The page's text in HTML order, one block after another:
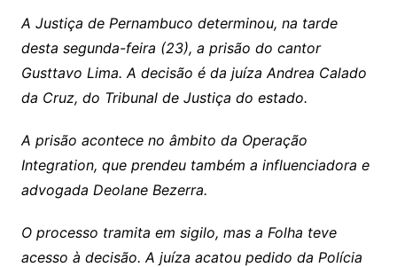
A Justiça de Pernambuco determinou, na tarde
desta segunda-feira (23), a prisão do cantor
Gusttavo Lima. A decisão é da juíza Andrea Calado
da Cruz, do Tribunal de Justiça do estado.
A prisão acontece no âmbito da Operação
Integration, que prendeu também a influenciadora e
advogada Deolane Bezerra.
O processo tramita em sigilo, mas a Folha teve
acesso à decisão. A juíza acatou pedido da Polícia